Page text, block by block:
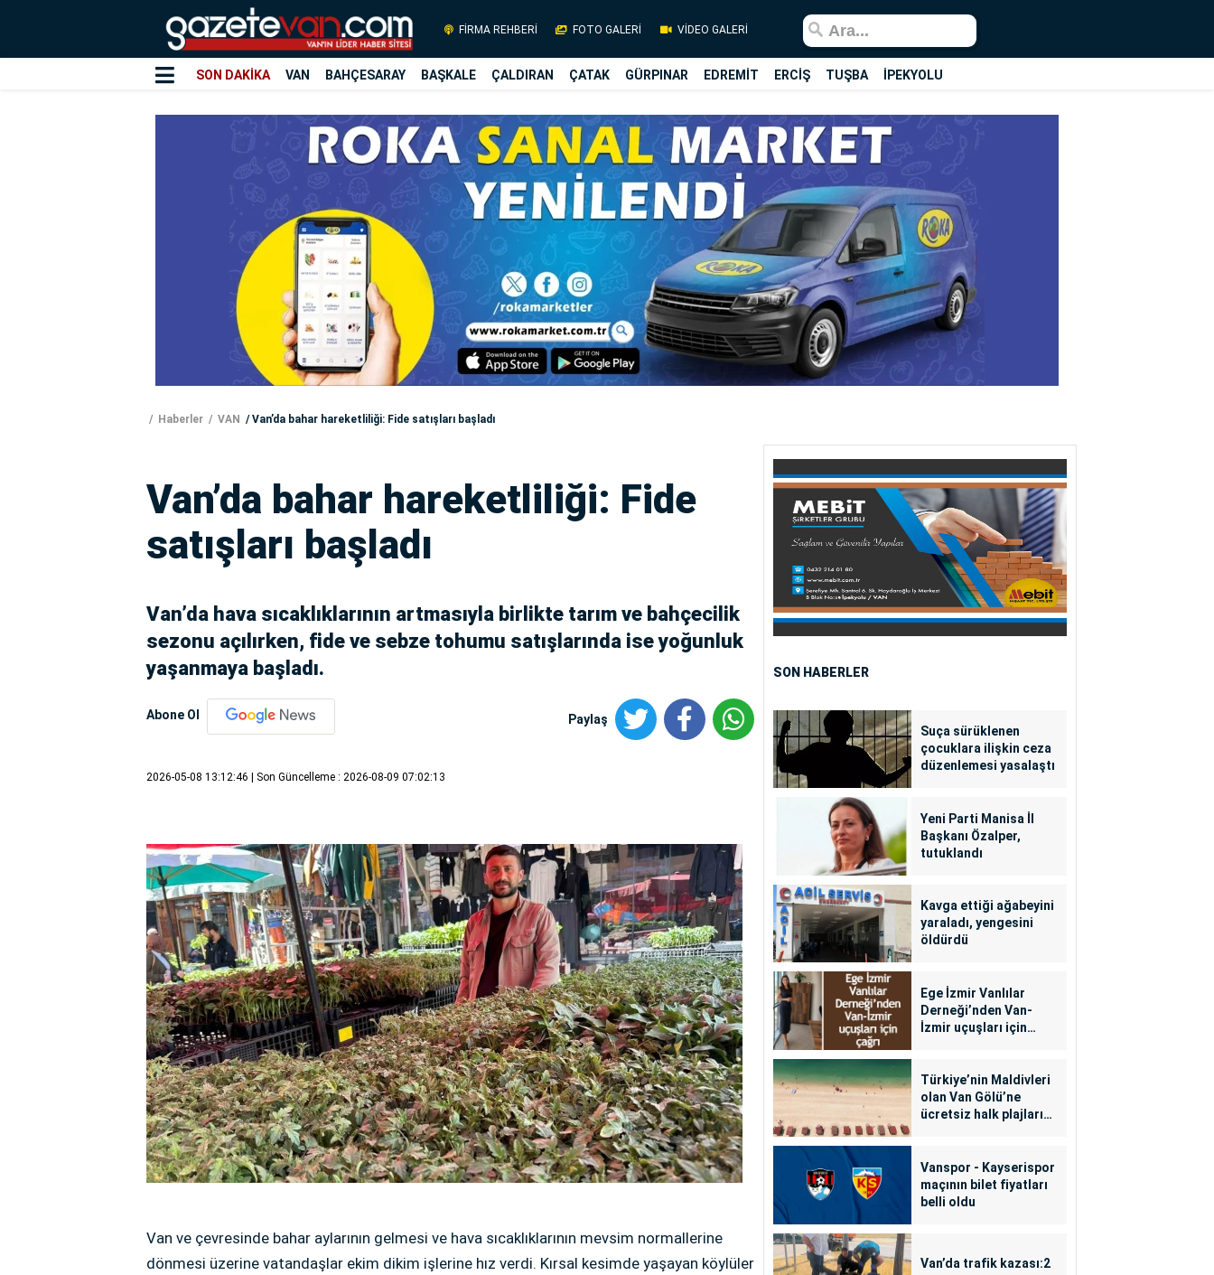
FİRMA REHBERİ FOTO GALERİ VİDEO GALERİ
SON DAKİKA VAN BAHÇESARAY BAŞKALE ÇALDIRAN ÇATAK GÜRPINAR EDREMİT ERCİŞ TUŞBA İPEKYOLU
Haberler VAN Van’da bahar hareketliliği: Fide satışları başladı
Van’da bahar hareketliliği: Fide
satışları başladı
Van’da hava sıcaklıklarının artmasıyla birlikte tarım ve bahçecilik
sezonu açılırken, fide ve sebze tohumu satışlarında ise yoğunluk
yaşanmaya başladı.
Abone Ol Paylaş
2026-05-08 13:12:46 | Son Güncelleme : 2026-08-09 07:02:13
Van ve çevresinde bahar aylarının gelmesi ve hava sıcaklıklarının mevsim normallerine
dönmesi üzerine vatandaşlar ekim dikim işlerine hız verdi. Kırsal kesimde yaşayan köylüler
SON HABERLER
Suça sürüklenen
çocuklara ilişkin ceza
düzenlemesi yasalaştı
Yeni Parti Manisa İl
Başkanı Özalper,
tutuklandı
Kavga ettiği ağabeyini
yaraladı, yengesini
öldürdü
Ege İzmir Vanlılar
Derneği’nden Van-
İzmir uçuşları için
Türkiye’nin Maldivleri
olan Van Gölü’ne
ücretsiz halk plajları
Vanspor - Kayserispor
maçının bilet fiyatları
belli oldu
Van’da trafik kazası:2